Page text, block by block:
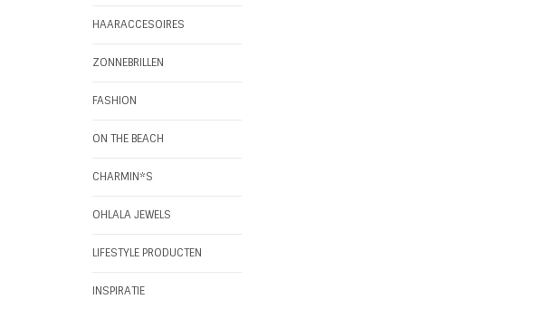
HAARACCESOIRES
ZONNEBRILLEN
FASHION
ON THE BEACH
CHARMIN*S
OHLALA JEWELS
LIFESTYLE PRODUCTEN
INSPIRATIE